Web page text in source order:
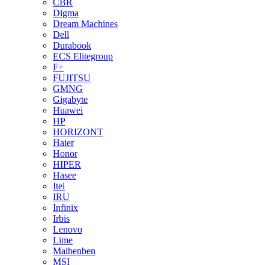
CBR
Digma
Dream Machines
Dell
Durabook
ECS Elitegroup
F+
FUJITSU
GMNG
Gigabyte
Huawei
HP
HORIZONT
Haier
Honor
HIPER
Hasee
Itel
IRU
Infinix
Irbis
Lenovo
Lime
Maibenben
MSI